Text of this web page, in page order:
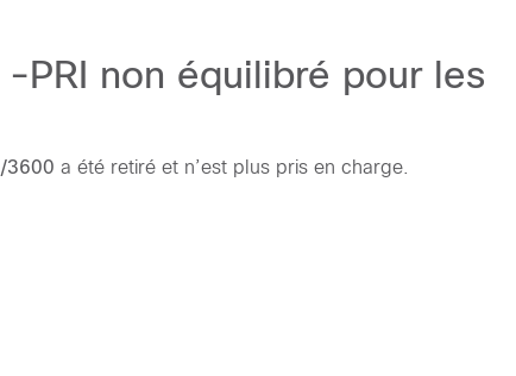
PRI non équilibré pour les
3600 a été retiré et n’est plus pris en charge.